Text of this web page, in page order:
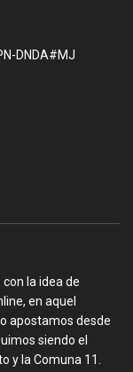
DNDA#MJ
la idea de
en aquel
apostamos desde
siendo el
y la Comuna 11.